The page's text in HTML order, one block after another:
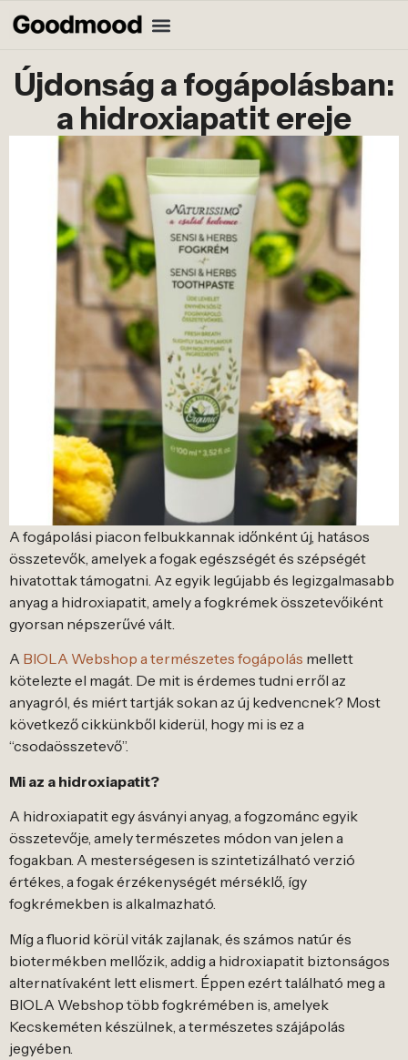
Újdonság a fogápolásban:
a hidroxiapatit ereje
A fogápolási piacon felbukkannak időnként új, hatásos
összetevők, amelyek a fogak egészségét és szépségét
hivatottak támogatni. Az egyik legújabb és legizgalmasabb
anyag a hidroxiapatit, amely a fogkrémek összetevőiként
gyorsan népszerűvé vált.
A BIOLA Webshop a természetes fogápolás mellett
kötelezte el magát. De mit is érdemes tudni erről az
anyagról, és miért tartják sokan az új kedvencnek? Most
következő cikkünkből kiderül, hogy mi is ez a
“csodaösszetevő”.
Mi az a hidroxiapatit?
A hidroxiapatit egy ásványi anyag, a fogzománc egyik
összetevője, amely természetes módon van jelen a
fogakban. A mesterségesen is szintetizálható verzió
értékes, a fogak érzékenységét mérséklő, így
fogkrémekben is alkalmazható.
Míg a fluorid körül viták zajlanak, és számos natúr és
biotermékben mellőzik, addig a hidroxiapatit biztonságos
alternatívaként lett elismert. Éppen ezért található meg a
BIOLA Webshop több fogkrémében is, amelyek
Kecskeméten készülnek, a természetes szájápolás
jegyében.